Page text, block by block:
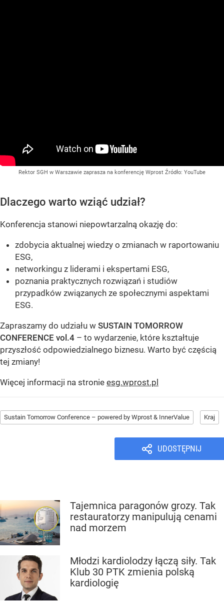
Rektor SGH w Warszawie zaprasza na konferencję Wprost Źródło: YouTube
Dlaczego warto wziąć udział?
Konferencja stanowi niepowtarzalną okazję do:
zdobycia aktualnej wiedzy o zmianach w raportowaniu
ESG,
networkingu z liderami i ekspertami ESG,
poznania praktycznych rozwiązań i studiów
przypadków związanych ze społecznymi aspektami
ESG.
Zapraszamy do udziału w SUSTAIN TOMORROW
CONFERENCE vol.4 – to wydarzenie, które kształtuje
przyszłość odpowiedzialnego biznesu. Warto być częścią
tej zmiany!
Więcej informacji na stronie esg.wprost.pl
Sustain Tomorrow Conference – powered by Wprost & InnerValue Kraj
UDOSTĘPNIJ
Tajemnica paragonów grozy. Tak
restauratorzy manipulują cenami
nad morzem
Młodzi kardiolodzy łączą siły. Tak
Klub 30 PTK zmienia polską
kardiologię